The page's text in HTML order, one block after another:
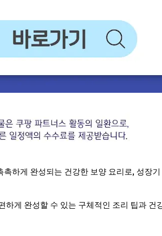
촉하게 완성되는 건강한 보양 요리로, 성장
하게 완성할 수 있는 구체적인 조리 팁과 건